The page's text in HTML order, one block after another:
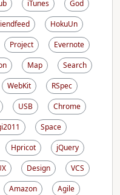
iTunes
God
HokuUn
Project
Evernote
Map
Search
WebKit
RSpec
USB
Chrome
Space
Hpricot
jQuery
Design
VCS
Amazon
Agile